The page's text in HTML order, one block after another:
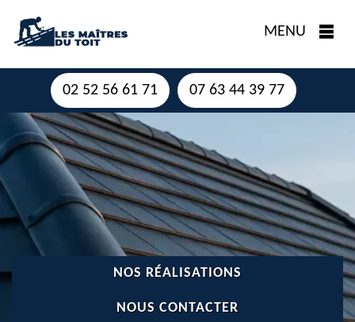
MENU
02 52 56 61 71 07 63 44 39 77
NOS RÉALISATIONS
NOUS CONTACTER